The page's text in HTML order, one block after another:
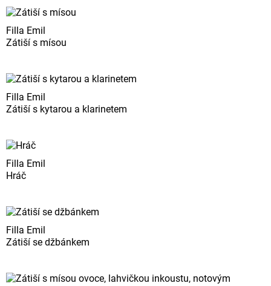
Filla Emil
Zátiší s mísou
Filla Emil
Zátiší s kytarou a klarinetem
Filla Emil
Hráč
Filla Emil
Zátiší se džbánkem